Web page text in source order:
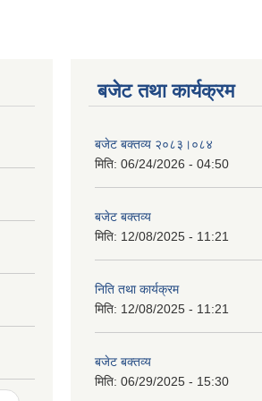
बजेट तथा कार्यक्रम
बजेट बक्तव्य २०८३।०८४
मिति: 06/24/2026 - 04:50
बजेट बक्तव्य
मिति: 12/08/2025 - 11:21
निति तथा कार्यक्रम
मिति: 12/08/2025 - 11:21
बजेट बक्तव्य
मिति: 06/29/2025 - 15:30